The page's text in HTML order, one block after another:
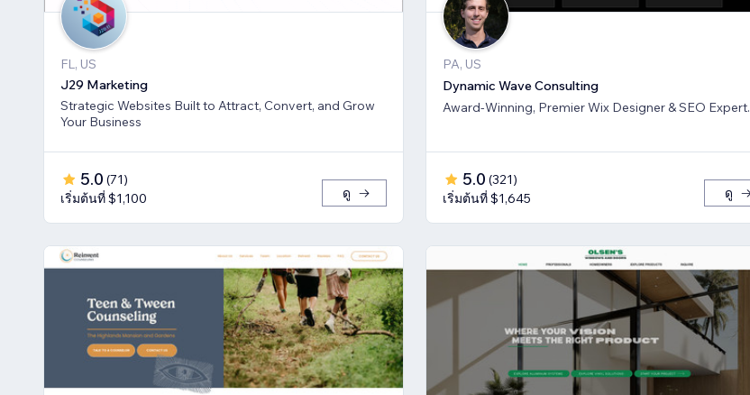
FL, US
J29 Marketing
Strategic Websites Built to Attract, Convert, and Grow
Your Business
5.0 (71)
เริ่มต้นที่ $1,100
ดู
PA, US
Dynamic Wave Consulting
Award-Winning, Premier Wix Designer & SEO Expert.
5.0 (321)
เริ่มต้นที่ $1,645
ดู